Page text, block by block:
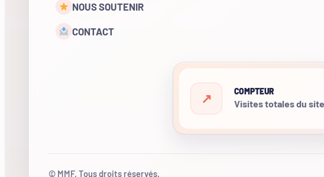
NOUS SOUTENIR
CONTACT
COMPTEUR
Visites totales du site
© MMF. Tous droits réservés.